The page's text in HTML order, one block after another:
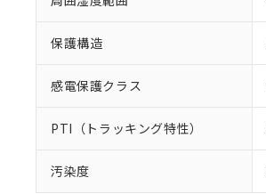
保護構造
感電保護クラス
PTI（トラッキング特性）
汚染度